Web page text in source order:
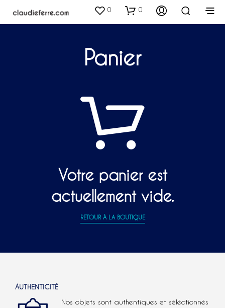
0 0
Panier
Votre panier est
actuellement vide.
RETOUR À LA BOUTIQUE
AUTHENTICITÉ
Nos objets sont authentiques et séléctionnés